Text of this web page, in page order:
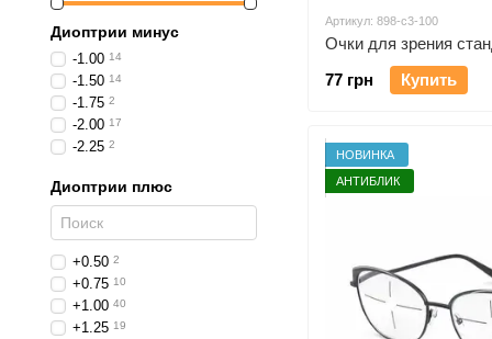
Артикул: 898-c3-100
Очки для зрения
77 грн
Купить
НОВИНКА
АНТИБЛИК
Диоптрии минус
-1.00 14
-1.50 14
-1.75 2
-2.00 17
-2.25 2
-2.75 2
14
-4.00 15
-4.50 5
-5.00
-5.50 6
Диоптрии плюс
+0.50 2
+0.75 10
+1.00 40
+1.25 19